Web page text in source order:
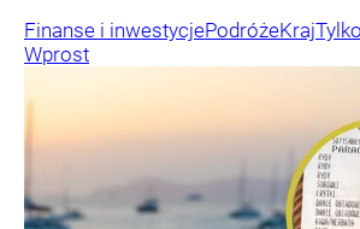
Finanse i inwestycjePodróżeKraj
Wprost